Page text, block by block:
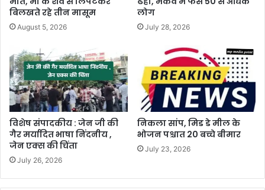
बिलखते रहे तीन मासूम
August 5, 2026
लोग
July 28, 2026
विशेष संपादकीय : जेन जी की
गैर मर्यादित भाषा निंदनीय ,
जेन एक्स की चिंता
July 26, 2026
निकला सांप, मिड डे मील के
भोजन पश्चात 20 बच्चे बीमार
July 23, 2026